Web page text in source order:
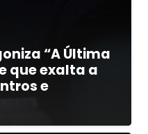
“A Última
que exalta a
e